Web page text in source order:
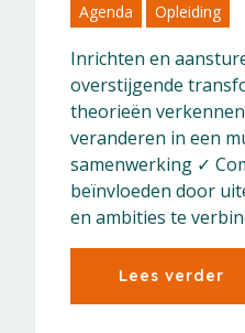
Agenda Opleiding
Inrichten en
overstijgende
theorieën
veranderen in een
samenwerking ✓
beïnvloeden door
en ambities te
Lees verder